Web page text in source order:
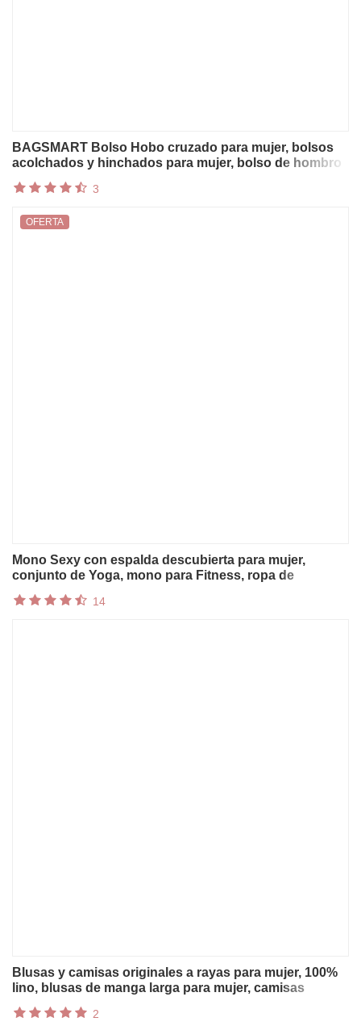
BAGSMART Bolso Hobo cruzado para mujer, bolsos
acolchados y hinchados para mujer, bolso de hombro
3
Mono Sexy con espalda descubierta para mujer,
conjunto de Yoga, mono para Fitness, ropa de
entrenamiento
OFERTA
14
Blusas y camisas originales a rayas para mujer, 100%
lino, blusas de manga larga para mujer, camisas
mujer
2